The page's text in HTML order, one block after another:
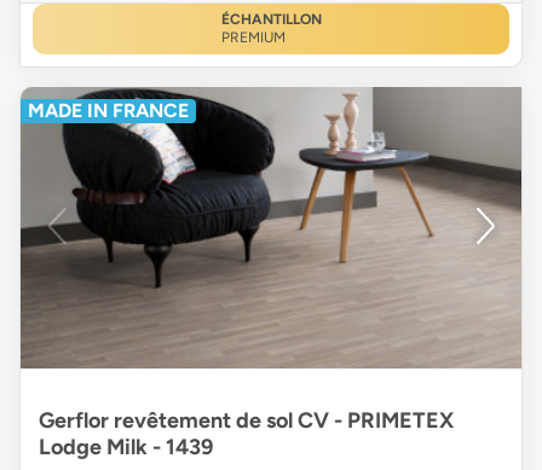
ÉCHANTILLON
PREMIUM
MADE IN FRANCE
Gerflor revêtement de sol CV - PRIMETEX
Lodge Milk - 1439